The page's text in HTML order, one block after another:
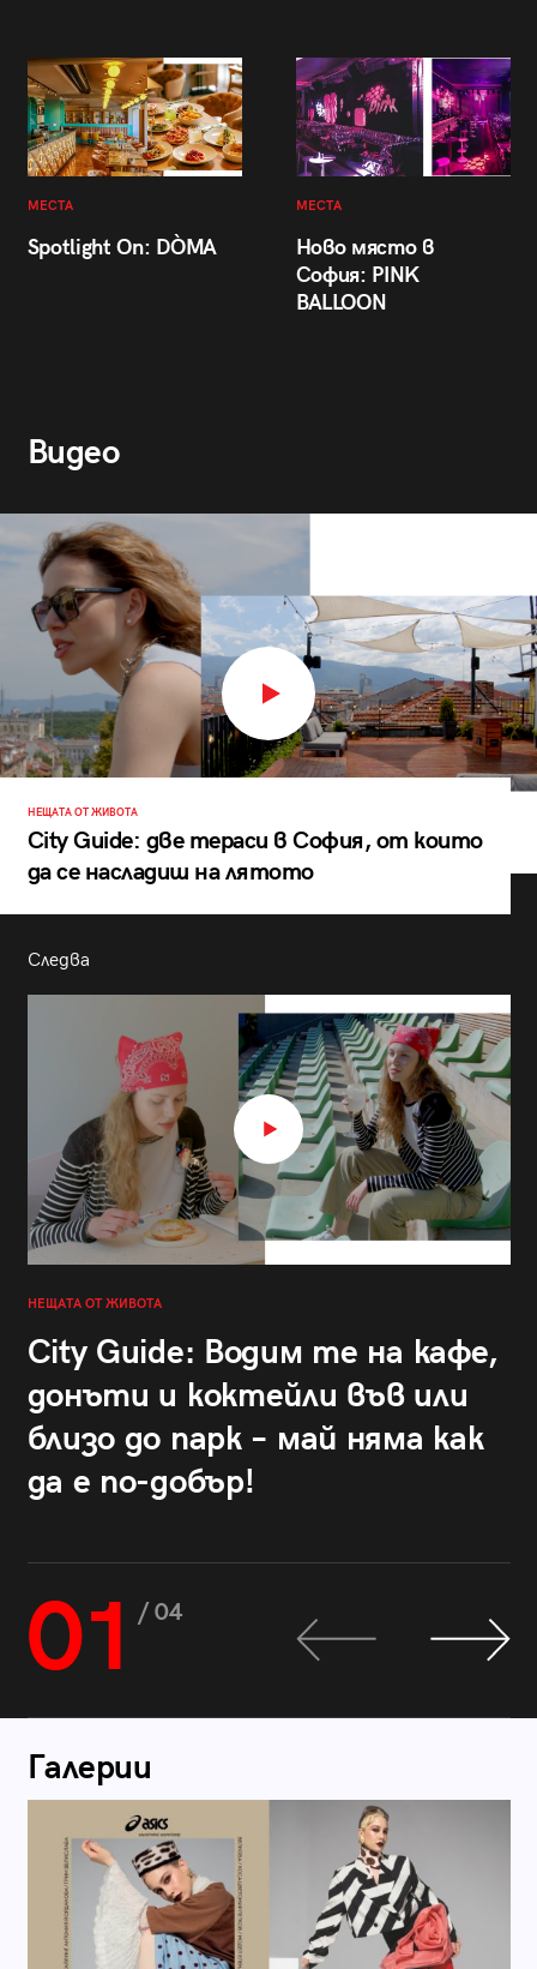
МЕСТА
Spotlight On: DÒMA
МЕСТА
Ново място в
София: PINK
BALLOON
Видео
НЕЩАТА ОТ ЖИВОТА
City Guide: две тераси в София, от които
да се насладиш на лятото
Следва
НЕЩАТА ОТ ЖИВОТА
City Guide: Водим те на кафе,
донъти и коктейли във или
близо до парк – май няма как
да е по-добър!
01 / 04
Галерии